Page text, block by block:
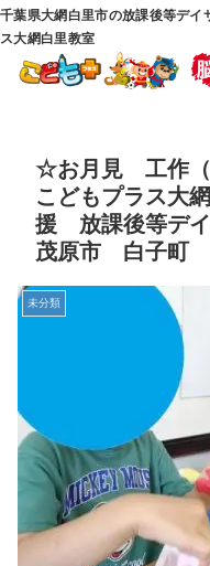
千葉県大網白里市の放課後等デ
ス大網白里教室
☆お月見
こどもプラス大
援 放課後等デ
茂原市 白子町
未分類